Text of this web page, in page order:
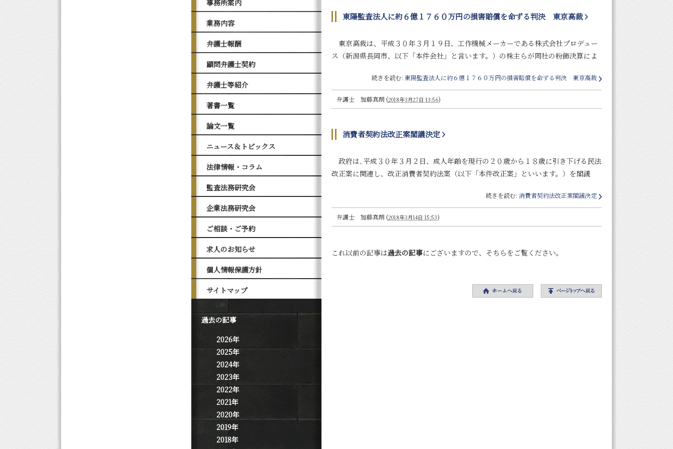
事務所案内
業務内容
弁護士報酬
顧問弁護士契約
弁護士等紹介
著書一覧
論文一覧
ニュース＆トピックス
法律情報・コラム
監査法務研究会
企業法務研究会
ご相談・ご予約
求人のお知らせ
個人情報保護方針
サイトマップ
過去の記事
2026年
2025年
2024年
2023年
2022年
2021年
2020年
2019年
2018年
東陽監査法人に約６億１７６０万円の損害賠償を命ずる判決 東京高裁
東京高裁は、平成３０年３月１９日、工作機械メーカーである株式会社プロデュー
ス（新潟県長岡市、以下「本件会社」と言います。）の株主らが同社の粉飾決算によ
続きを読む: 東陽監査法人に約６億１７６０万円の損害賠償を命ずる判決 東京高裁
弁護士 加藤真朗 (2018年3月27日 13:56)
消費者契約法改正案閣議決定
政府は､平成３０年３月２日、成人年齢を現行の２０歳から１８歳に引き下げる民法
改正案に関連し、改正消費者契約法案（以下「本件改正案」といいます。）を閣議
続きを読む: 消費者契約法改正案閣議決定
弁護士 加藤真朗 (2018年3月14日 15:53)
これ以前の記事は過去の記事にございますので、そちらをご覧ください。